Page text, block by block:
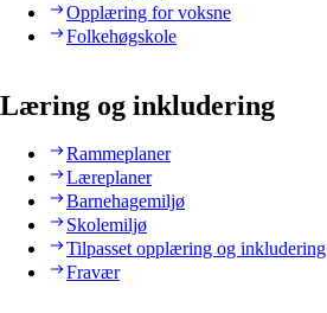
Opplæring for voksne
Folkehøgskole
Læring og inkludering
Rammeplaner
Læreplaner
Barnehagemiljø
Skolemiljø
Tilpasset opplæring og inkludering
Fravær